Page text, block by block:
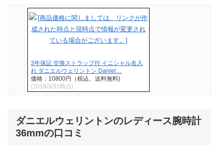
3年保証 交換ストラップ付 イニシャル名入
れ ダニエルウェリントン Daniel…
価格：10800円（税込、送料無料)
(2018/3/31時点)
ダニエルウェリントンのレディース腕時計
36mmの口コミ